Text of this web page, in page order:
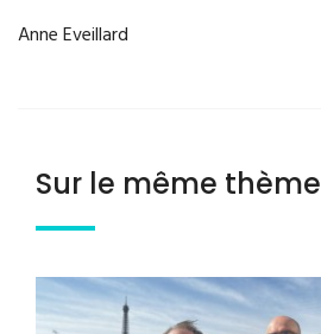
Anne Eveillard
Sur le même thème